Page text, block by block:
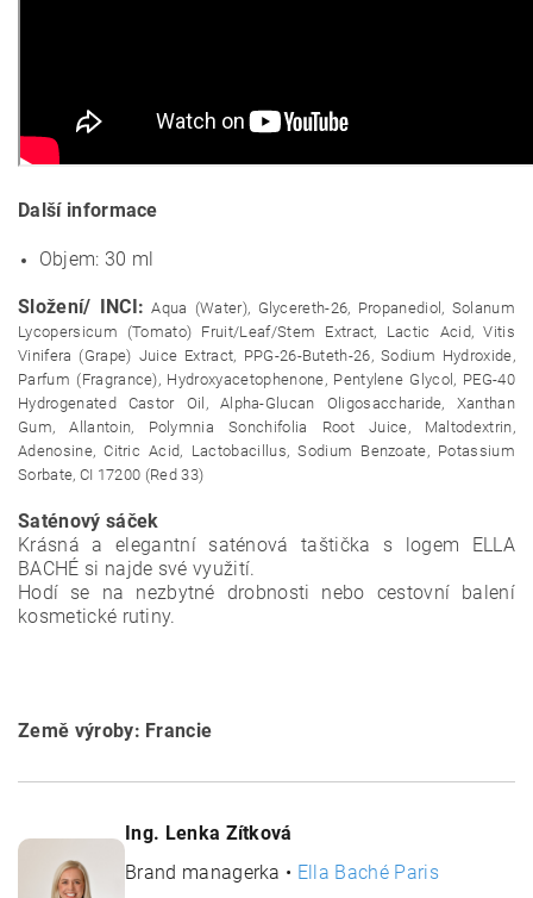
Další informace
Objem: 30 ml
Složení/ INCI: Aqua (Water), Glycereth-26, Propanediol, Solanum
Lycopersicum (Tomato) Fruit/Leaf/Stem Extract, Lactic Acid, Vitis
Vinifera (Grape) Juice Extract, PPG-26-Buteth-26, Sodium Hydroxide,
Parfum (Fragrance), Hydroxyacetophenone, Pentylene Glycol, PEG-40
Hydrogenated Castor Oil, Alpha-Glucan Oligosaccharide, Xanthan
Gum, Allantoin, Polymnia Sonchifolia Root Juice, Maltodextrin,
Adenosine, Citric Acid, Lactobacillus, Sodium Benzoate, Potassium
Sorbate, CI 17200 (Red 33)
Saténový sáček
Krásná a elegantní saténová taštička s logem ELLA
BACHÉ si najde své využití.
Hodí se na nezbytné drobnosti nebo cestovní balení
kosmetické rutiny.
Země výroby: Francie
Ing. Lenka Zítková
Brand managerka • Ella Baché Paris